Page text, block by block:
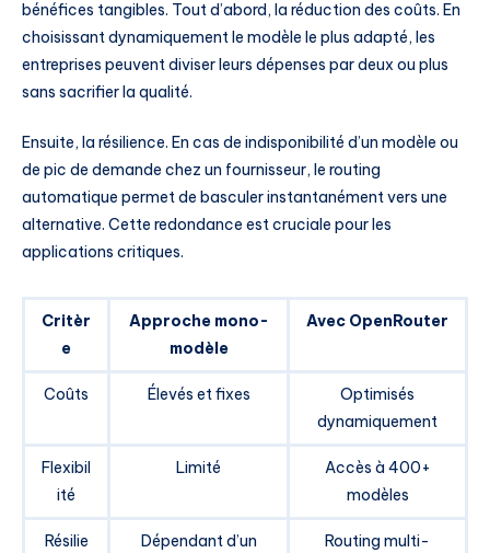
bénéfices tangibles. Tout d’abord, la réduction des coûts. En
choisissant dynamiquement le modèle le plus adapté, les
entreprises peuvent diviser leurs dépenses par deux ou plus
sans sacrifier la qualité.
Ensuite, la résilience. En cas de indisponibilité d’un modèle ou
de pic de demande chez un fournisseur, le routing
automatique permet de basculer instantanément vers une
alternative. Cette redondance est cruciale pour les
applications critiques.
Critèr
e
Approche mono-
modèle
Avec OpenRouter
Coûts Élevés et fixes
Optimisés
dynamiquement
Flexibil
ité
Limité
Accès à 400+
modèles
Résilie
Dépendant d’un
Routing multi-